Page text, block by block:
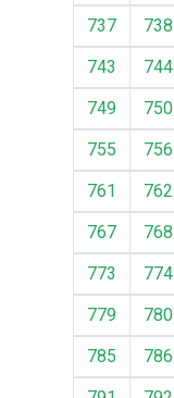
737
738
743
744
749
750
755
756
761
762
767
768
773
774
779
780
785
786